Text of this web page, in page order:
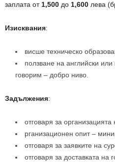
заплата от1,500 до 1,600 лева
Изисквания:
висше техническо
ползване на английски
говорим – добро ниво.
Задължения:
отговаря за
рганизационен опит –
отговаря за заявките на
отговаря за доставката на